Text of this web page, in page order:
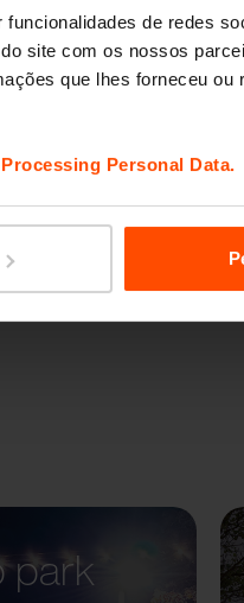
de redes
site com os nossos
que lhes forneceu ou
Personal Data.
AUREO
park